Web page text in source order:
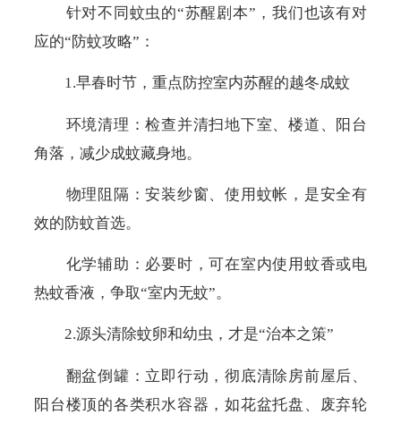
针对不同蚊虫的“苏醒剧本”，我们也该有对
应的“防蚊攻略”：
1.早春时节，重点防控室内苏醒的越冬成蚊
环境清理：检查并清扫地下室、楼道、阳台
角落，减少成蚊藏身地。
物理阻隔：安装纱窗、使用蚊帐，是安全有
效的防蚊首选。
化学辅助： 必要时，可在室内使用蚊香或电
热蚊香液，争取“室内无蚊”。
2.源头清除蚊卵和幼虫，才是“治本之策”
翻盆倒罐：立即行动，彻底清除房前屋后、
阳台楼顶的各类积水容器，如花盆托盘、废弃轮